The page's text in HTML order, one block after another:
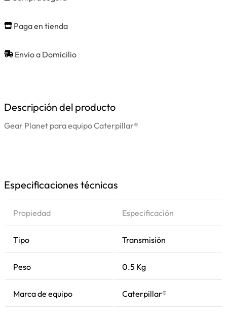
Paga en tienda
Envio a Domicilio
Descripción del producto
Gear Planet para equipo Caterpillar®
Especificaciones técnicas
Propiedad Especificación
Tipo Transmisión
Peso 0.5 Kg
Marca de equipo Caterpillar®